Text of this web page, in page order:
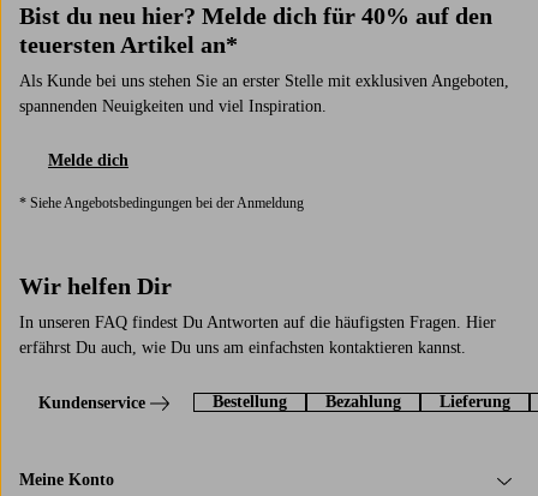
Bist du neu hier? Melde dich für 40% auf den
teuersten Artikel an*
Als Kunde bei uns stehen Sie an erster Stelle mit exklusiven Angeboten,
spannenden Neuigkeiten und viel Inspiration.
Melde dich
* Siehe Angebotsbedingungen bei der Anmeldung
Wir helfen Dir
In unseren FAQ findest Du Antworten auf die häufigsten Fragen. Hier
erfährst Du auch, wie Du uns am einfachsten kontaktieren kannst.
Kundenservice Bestellung Bezahlung Lieferung
Meine Konto